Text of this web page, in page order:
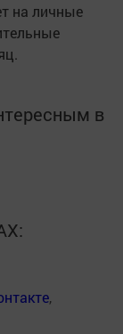
на личные
в
,